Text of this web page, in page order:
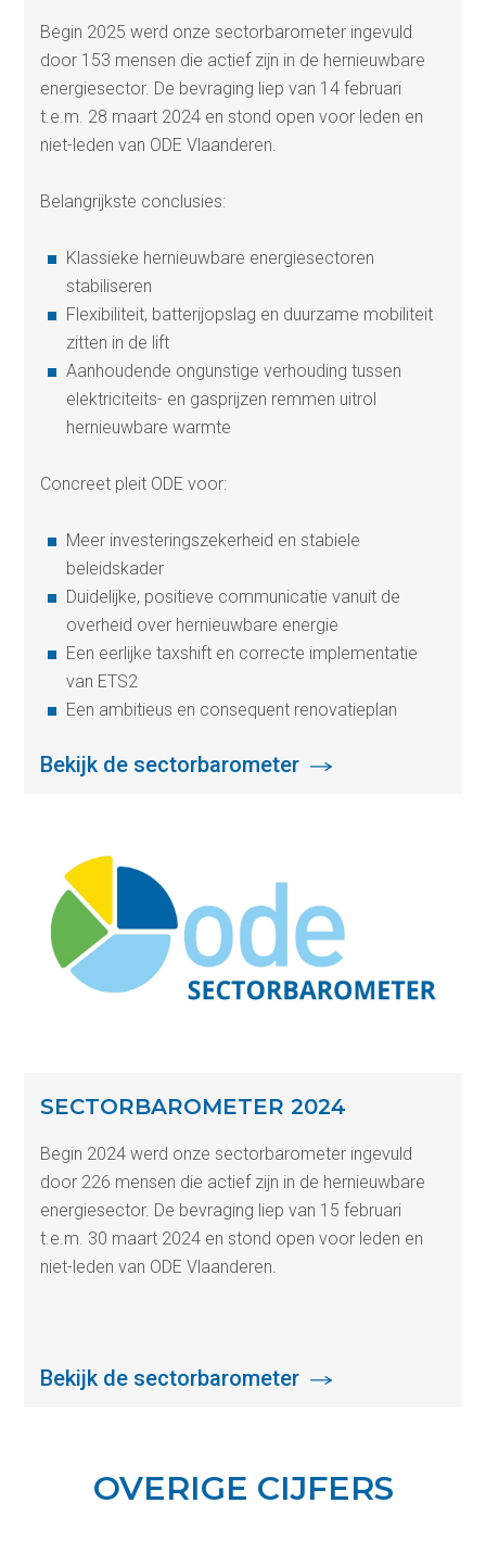
Begin 2025 werd onze sectorbarometer ingevuld
door 153 mensen die actief zijn in de hernieuwbare
energiesector. De bevraging liep van 14 februari
t.e.m. 28 maart 2024 en stond open voor leden en
niet-leden van ODE Vlaanderen.
Belangrijkste conclusies:
Klassieke hernieuwbare energiesectoren
stabiliseren
Flexibiliteit, batterijopslag en duurzame mobiliteit
zitten in de lift
Aanhoudende ongunstige verhouding tussen
elektriciteits- en gasprijzen remmen uitrol
hernieuwbare warmte
Concreet pleit ODE voor:
Meer investeringszekerheid en stabiele
beleidskader
Duidelijke, positieve communicatie vanuit de
overheid over hernieuwbare energie
Een eerlijke taxshift en correcte implementatie
van ETS2
Een ambitieus en consequent renovatieplan
Bekijk de sectorbarometer
SECTORBAROMETER 2024
Begin 2024 werd onze sectorbarometer ingevuld
door 226 mensen die actief zijn in de hernieuwbare
energiesector. De bevraging liep van 15 februari
t.e.m. 30 maart 2024 en stond open voor leden en
niet-leden van ODE Vlaanderen.
Bekijk de sectorbarometer
OVERIGE CIJFERS